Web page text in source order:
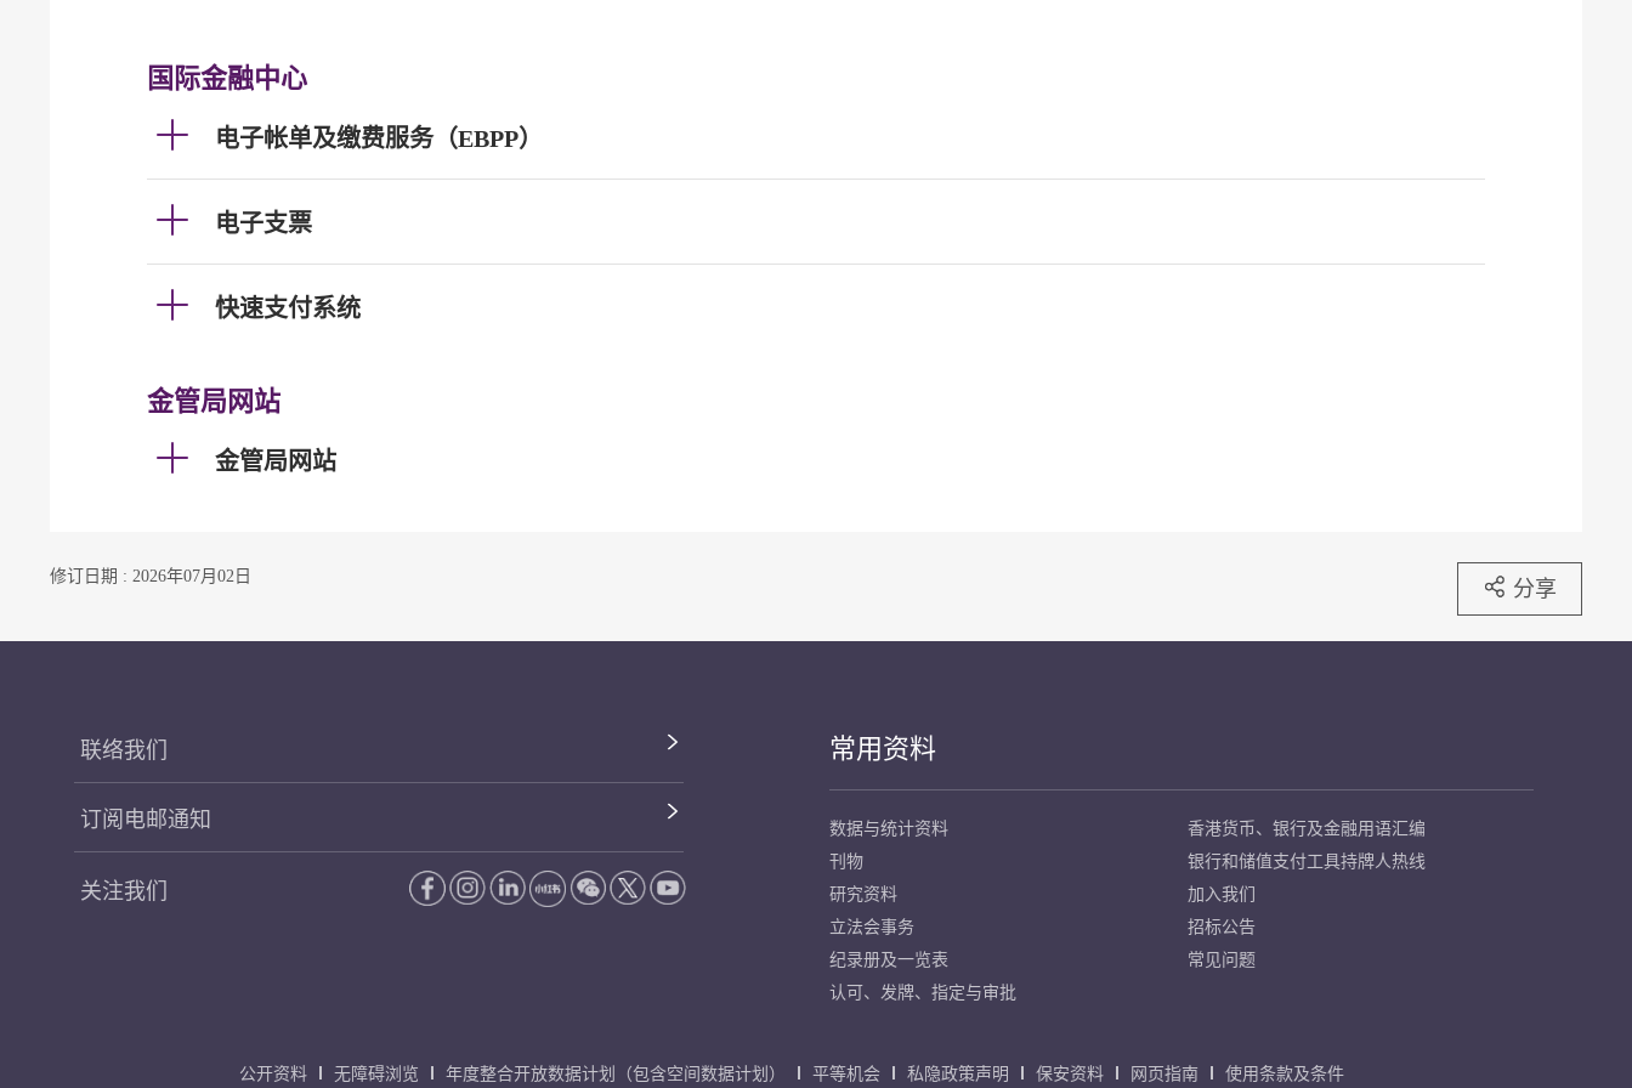
国际金融中心
电子帐单及缴费服务（EBPP）
电子支票
快速支付系统
金管局网站
金管局网站
修订日期 : 2026年07月02日 分享
联络我们
订阅电邮通知
关注我们
常用资料
数据与统计资料
刊物
研究资料
立法会事务
纪录册及一览表
认可、发牌、指定与审批
香港货币、银行及金融用语汇编
银行和储值支付工具持牌人热线
加入我们
招标公告
常见问题
公开资料 无障碍浏览 年度整合开放数据计划（包含空间数据计划） 平等机会 私隐政策声明 保安资料 网页指南 使用条款及条件